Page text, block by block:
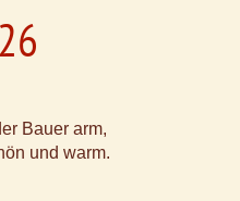
Bauer arm,
und warm.